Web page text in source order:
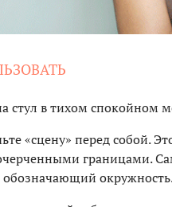
стул в тихом спокойном
«cцену» перед собой.
границами.